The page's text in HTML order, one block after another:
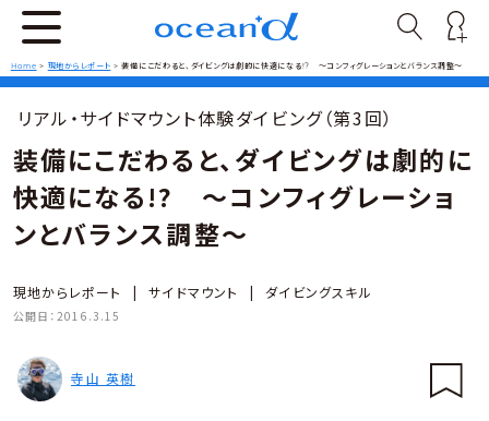
Home > 現地からレポート >装備にこだわると、ダイビングは劇的に快適になる!? ～コンフィグレーションとバランス調整～
リアル・サイドマウント体験ダイビング（第3回）
装備にこだわると、ダイビングは劇的に
快適になる!? ～コンフィグレーショ
ンとバランス調整～
現地からレポート | サイドマウント | ダイビングスキル
公開日： 2016.3.15
寺山 英樹